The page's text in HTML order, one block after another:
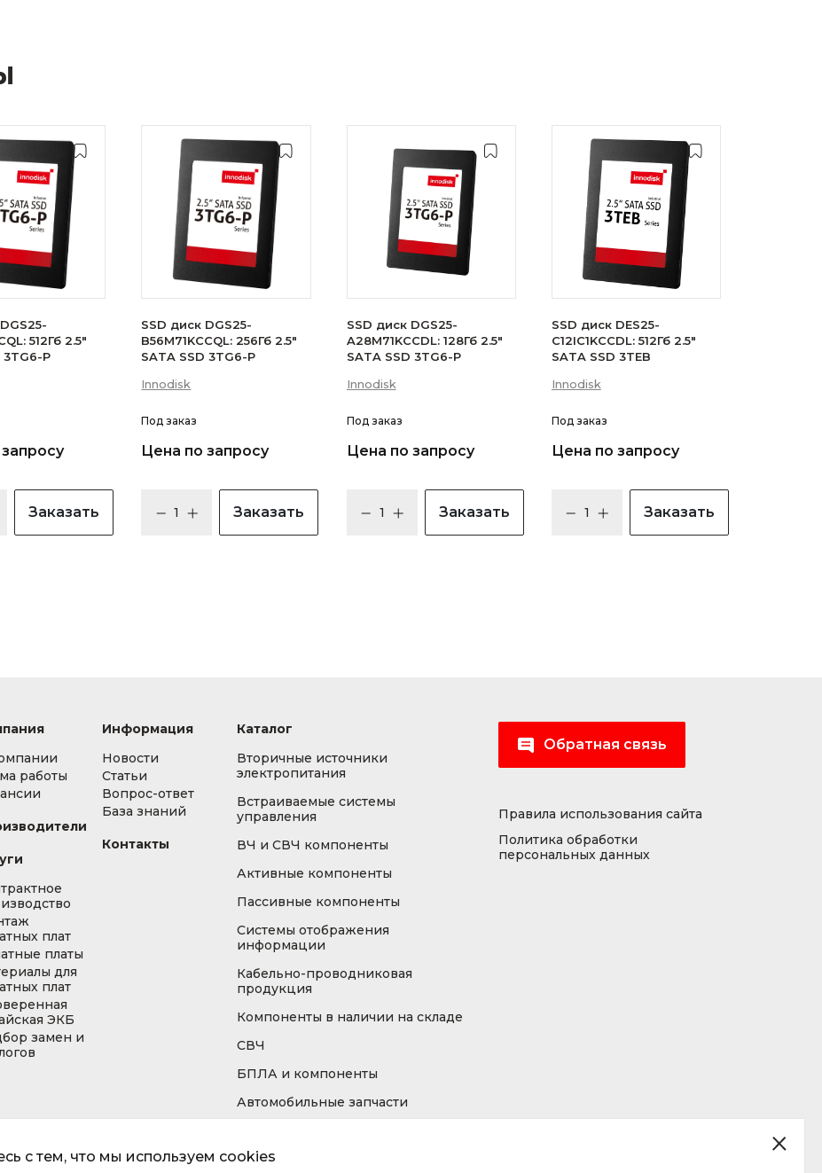
512Гб 2.5"
3TG6-P
Заказать
SSD диск DGS25-
B56M71KCCQL: 256Гб 2.5"
SATA SSD 3TG6-P
Innodisk
Под заказ
Цена по запросу
Заказать
SSD диск DGS25-
A28M71KCCDL: 128Гб 2.5"
SATA SSD 3TG6-P
Innodisk
Под заказ
Цена по запросу
Заказать
SSD диск DES25-
C12IC1KCCDL: 512Гб 2.5"
SATA SSD 3TEB
Innodisk
Под заказ
Цена по запросу
Заказать
с тем, что мы используем cookies
работы
плат
платы
для
плат
ЭКБ
замен и
Информация
Новости
Статьи
Вопрос-ответ
База знаний
Контакты
Каталог
Вторичные источники
электропитания
Встраиваемые системы
управления
ВЧ и СВЧ компоненты
Активные компоненты
Пассивные компоненты
Системы отображения
информации
Кабельно-проводниковая
продукция
Компоненты в наличии на складе
СВЧ
БПЛА и компоненты
Автомобильные запчасти
Обратная связь
Правила использования сайта
Политика обработки
персональных данных